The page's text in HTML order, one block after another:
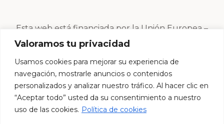
Valoramos tu privacidad
Usamos cookies para mejorar su experiencia de
navegación, mostrarle anuncios o contenidos
personalizados y analizar nuestro tráfico. Al hacer clic en
“Aceptar todo” usted da su consentimiento a nuestro
uso de las cookies. Política de cookies
Esta web está financiada por la Unión Europea –
Next Generation EU